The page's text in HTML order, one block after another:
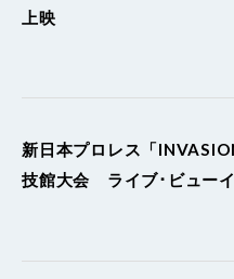
上映
新日本プロレス「
技館大会 ライブ･ビューイ